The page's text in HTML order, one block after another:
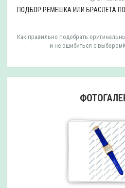
ПОДБОР РЕМЕШКА ИЛИ БРАСЛЕТА ПО
Как правильно подобрать
и не ошибиться с